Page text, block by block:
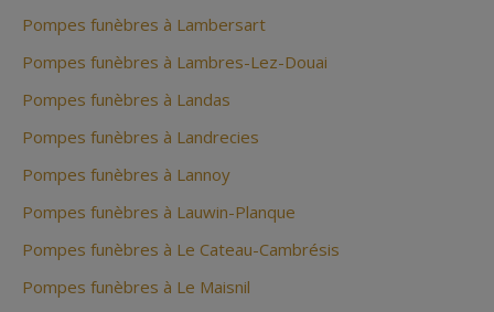
Pompes funèbres à Lambersart
Pompes funèbres à Lambres-Lez-Douai
Pompes funèbres à Landas
Pompes funèbres à Landrecies
Pompes funèbres à Lannoy
Pompes funèbres à Lauwin-Planque
Pompes funèbres à Le Cateau-Cambrésis
Pompes funèbres à Le Maisnil